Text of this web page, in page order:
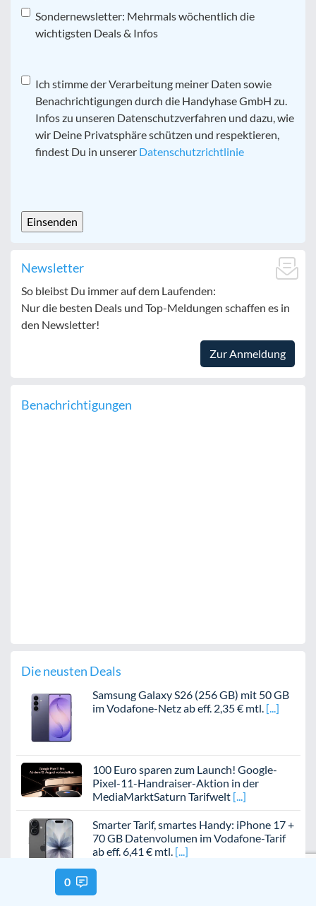
Sondernewsletter: Mehrmals wöchentlich die
wichtigsten Deals & Infos
Datenschutz*
Ich stimme der Verarbeitung meiner Daten sowie
Benachrichtigungen durch die Handyhase GmbH zu.
Infos zu unseren Datenschutzverfahren und dazu, wie
wir Deine Privatsphäre schützen und respektieren,
findest Du in unserer Datenschutzrichtlinie
Newsletter
So bleibst Du immer auf dem Laufenden:
Nur die besten Deals und Top-Meldungen schaffen es in
den Newsletter!
Zur Anmeldung
Benachrichtigungen
Die neusten Deals
Samsung Galaxy S26 (256 GB) mit 50 GB
im Vodafone-Netz ab eff. 2,35 € mtl.
100 Euro sparen zum Launch! Google-
Pixel-11-Handraiser-Aktion in der
MediaMarktSaturn Tarifwelt
Smarter Tarif, smartes Handy: iPhone 17 +
70 GB Datenvolumen im Vodafone-Tarif
ab eff. 6,41 € mtl.
0